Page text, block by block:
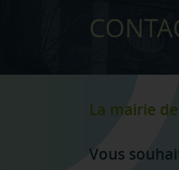
La mairie
Vous